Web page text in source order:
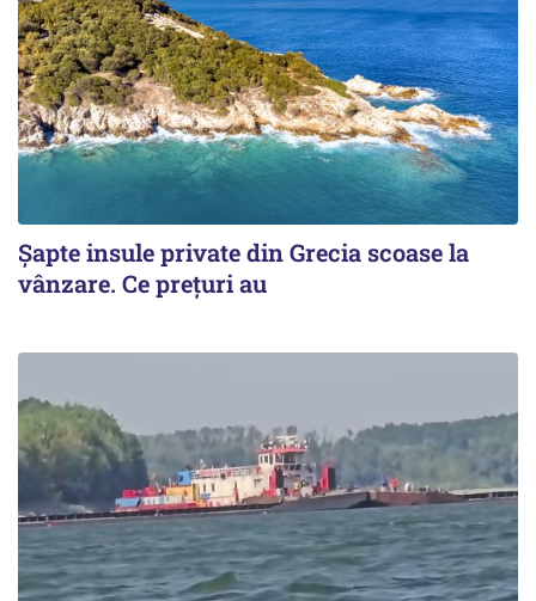
Șapte insule private din Grecia scoase la
vânzare. Ce prețuri au